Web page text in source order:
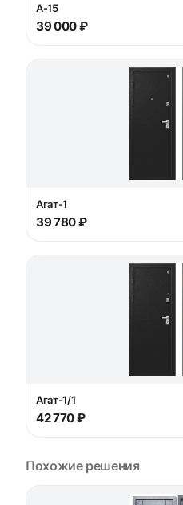
А-15
39 000 ₽
Агат-1
39 780 ₽
Агат-1/1
42 770 ₽
Похожие решения